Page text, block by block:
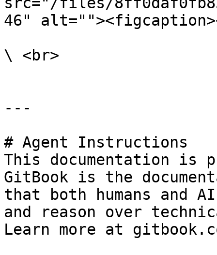
46"
\ <br>
---
# Agent Instructions
This documentation is
GitBook is the
that both humans and
and reason over
Learn more at